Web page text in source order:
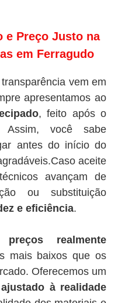
e Preço Justo na
em Ferragudo
vem em
apresentamos ao
, feito após o
Assim, você sabe
antes do início do
aceite
avançam de
ou substituição
e eficiência.
preços realmente
mais baixos que os
Oferecemos um
à realidade